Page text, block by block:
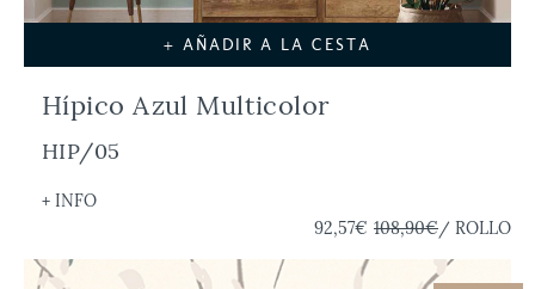
+ AÑADIR A LA CESTA
Hípico Azul Multicolor
HIP/05
+ INFO
92,57€ 108,90€/ ROLLO